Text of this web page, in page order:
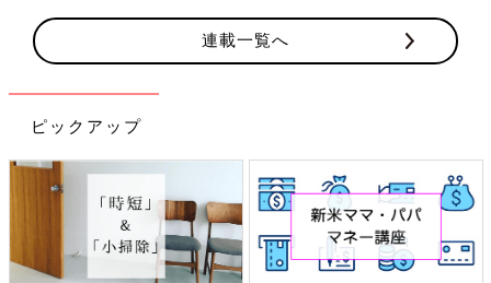
連載一覧へ
ピックアップ